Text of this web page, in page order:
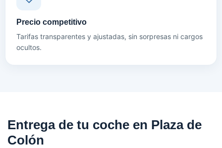
Precio competitivo
Tarifas transparentes y ajustadas, sin sorpresas ni cargos
ocultos.
Entrega de tu coche en Plaza de
Colón